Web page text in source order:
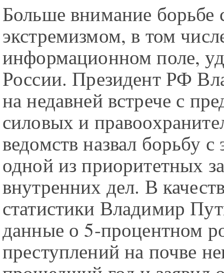
Больше внимание борьбе
экстремизмом, в том
информационном поле,
России. Президент РФ
на недавней встрече с
силовых и
ведомств назвал борьбу
одной из приоритетных
внутренних дел. В
статистики Владимир
данные о 5-процентном
преступлений на почве